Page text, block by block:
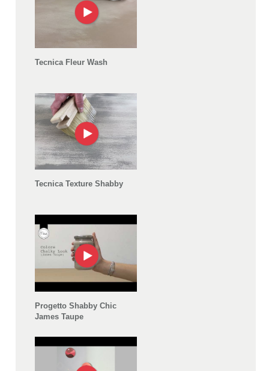
Tecnica Fleur Wash
Tecnica Texture Shabby
Progetto Shabby Chic
James Taupe